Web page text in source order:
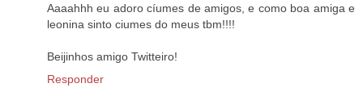
Aaaahhh eu adoro cíumes de amigos, e como boa amiga e
leonina sinto ciumes do meus tbm!!!!
Beijinhos amigo Twitteiro!
Responder